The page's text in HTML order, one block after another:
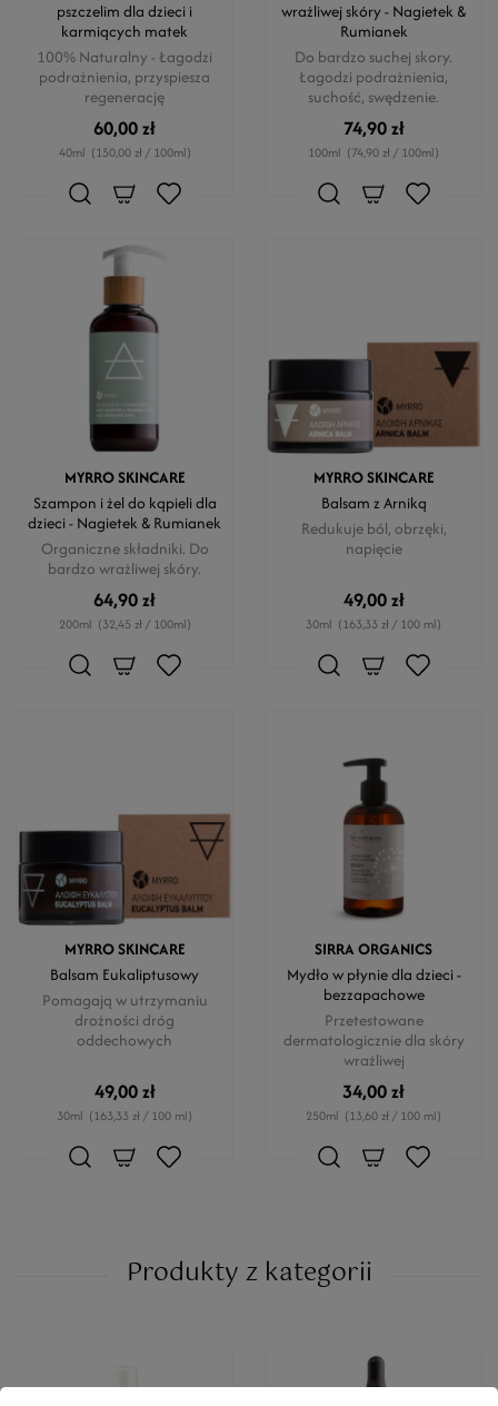
pszczelim dla dzieci i
karmiących matek
100% Naturalny - Łagodzi
podrażnienia, przyspiesza
regenerację
60,00 zł
40ml (150,00 zł / 100ml)
wrażliwej skóry - Nagietek &
Rumianek
Do bardzo suchej skory.
Łagodzi podrażnienia,
suchość, swędzenie.
74,90 zł
100ml (74,90 zł / 100ml)
MYRRO SKINCARE
Szampon i żel do kąpieli dla
dzieci - Nagietek & Rumianek
Organiczne składniki. Do
bardzo wrażliwej skóry.
64,90 zł
200ml (32,45 zł / 100ml)
MYRRO SKINCARE
Balsam z Arniką
Redukuje ból, obrzęki,
napięcie
49,00 zł
30ml (163,33 zł / 100 ml)
MYRRO SKINCARE
Balsam Eukaliptusowy
Pomagają w utrzymaniu
drożności dróg
oddechowych
49,00 zł
30ml (163,33 zł / 100 ml)
SIRRA ORGANICS
Mydło w płynie dla dzieci -
bezzapachowe
Przetestowane
dermatologicznie dla skóry
wrażliwej
34,00 zł
250ml (13,60 zł / 100 ml)
Produkty z kategorii